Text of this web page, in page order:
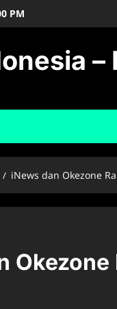
PM
–
iNews dan Okezone